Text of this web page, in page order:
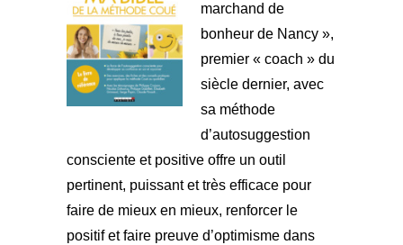
marchand de
bonheur de Nancy »,
premier « coach » du
siècle dernier, avec
sa méthode
d’autosuggestion
consciente et positive offre un outil
pertinent, puissant et très efficace pour
faire de mieux en mieux, renforcer le
positif et faire preuve d’optimisme dans